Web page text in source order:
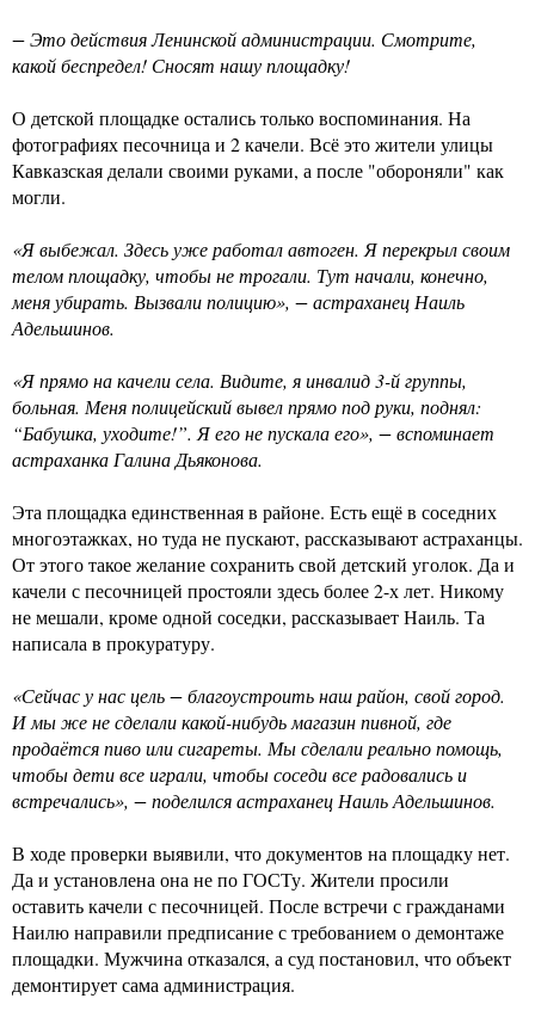
− Это действия Ленинской администрации. Смотрите,
какой беспредел! Сносят нашу площадку!
О детской площадке остались только воспоминания. На
фотографиях песочница и 2 качели. Всё это жители улицы
Кавказская делали своими руками, а после "обороняли" как
могли.
«Я выбежал. Здесь уже работал автоген. Я перекрыл своим
телом площадку, чтобы не трогали. Тут начали, конечно,
меня убирать. Вызвали полицию», − астраханец Наиль
Адельшинов.
«Я прямо на качели села. Видите, я инвалид 3-й группы,
больная. Меня полицейский вывел прямо под руки, поднял:
“Бабушка, уходите!”. Я его не пускала его», − вспоминает
астраханка Галина Дьяконова.
Эта площадка единственная в районе. Есть ещё в соседних
многоэтажках, но туда не пускают, рассказывают астраханцы.
От этого такое желание сохранить свой детский уголок. Да и
качели с песочницей простояли здесь более 2-х лет. Никому
не мешали, кроме одной соседки, рассказывает Наиль. Та
написала в прокуратуру.
«Сейчас у нас цель − благоустроить наш район, свой город.
И мы же не сделали какой-нибудь магазин пивной, где
продаётся пиво или сигареты. Мы сделали реально помощь,
чтобы дети все играли, чтобы соседи все радовались и
встречались», − поделился астраханец Наиль Адельшинов.
В ходе проверки выявили, что документов на площадку нет.
Да и установлена она не по ГОСТу. Жители просили
оставить качели с песочницей. После встречи с гражданами
Наилю направили предписание с требованием о демонтаже
площадки. Мужчина отказался, а суд постановил, что объект
демонтирует сама администрация.